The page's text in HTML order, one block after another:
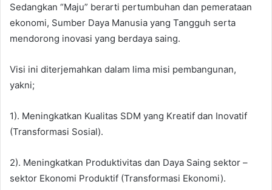
Sedangkan “Maju” berarti pertumbuhan dan pemerataan
ekonomi, Sumber Daya Manusia yang Tangguh serta
mendorong inovasi yang berdaya saing.
Visi ini diterjemahkan dalam lima misi pembangunan,
yakni;
1). Meningkatkan Kualitas SDM yang Kreatif dan Inovatif
(Transformasi Sosial).
2). Meningkatkan Produktivitas dan Daya Saing sektor –
sektor Ekonomi Produktif (Transformasi Ekonomi).